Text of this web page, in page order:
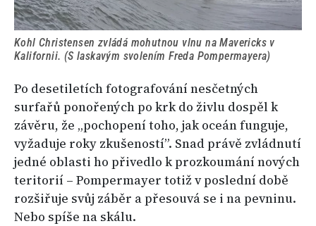
Kohl Christensen zvládá mohutnou vlnu na Mavericks v
Kalifornii. (S laskavým svolením Freda Pompermayera)
Po desetiletích fotografování nesčetných
surfařů ponořených po krk do živlu dospěl k
závěru, že „pochopení toho, jak oceán funguje,
vyžaduje roky zkušeností”. Snad právě zvládnutí
jedné oblasti ho přivedlo k prozkoumání nových
teritorií – Pompermayer totiž v poslední době
rozšiřuje svůj záběr a přesouvá se i na pevninu.
Nebo spíše na skálu.